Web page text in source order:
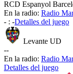
RCD Espanyol
En la radio: Radio
- : -Detalles del juego
Levante UD
--
En la radio: Radio
Detalles del juego